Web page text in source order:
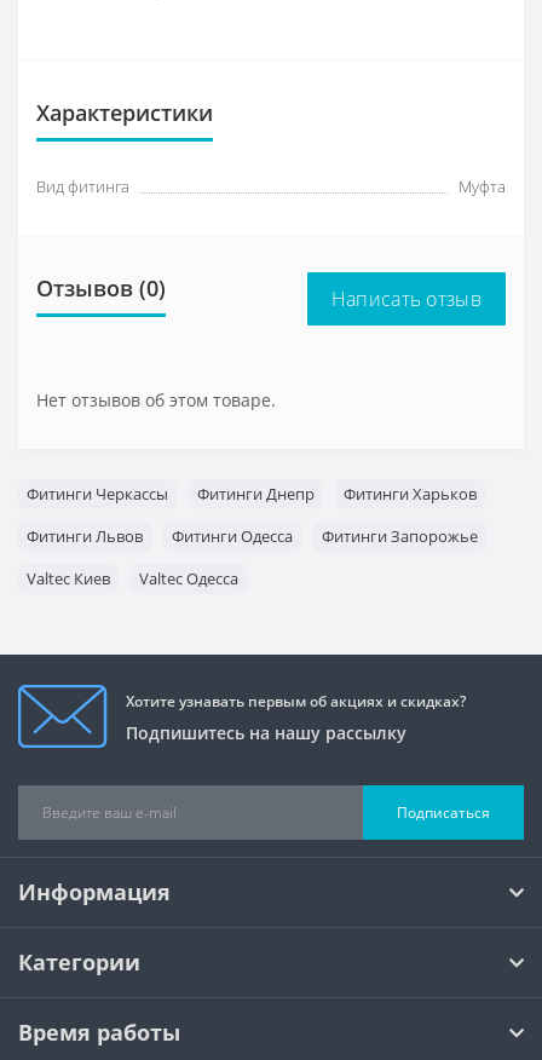
Характеристики
Вид фитинга Муфта
Отзывов (0) Написать отзыв
Нет отзывов об этом товаре.
Фитинги Черкассы Фитинги Днепр
Фитинги Харьков
Фитинги Львов
Фитинги Одесса
Фитинги Запорожье
Valtec Киев
Valtec Одесса
Хотите узнавать первым об акциях и скидках?
Подпишитесь на нашу рассылку
Подписаться
Информация
Категории
Время работы